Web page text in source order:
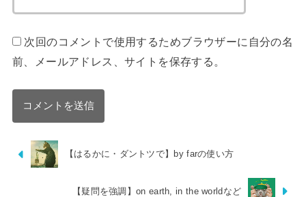
次回のコメントで使用するためブラウザーに自分の名
前、メールアドレス、サイトを保存する。
【はるかに・ダントツで】by farの使い方
【疑問を強調】on earth, in the worldなど